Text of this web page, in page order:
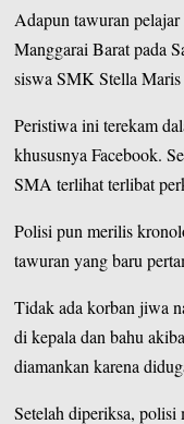
Adapun tawuran
Manggarai Barat pada
siswa SMK Stella
Peristiwa ini terekam
khususnya Facebook.
SMA terlihat terlibat
Polisi pun merilis
tawuran yang baru
Tidak ada korban jiwa
di kepala dan bahu
diamankan karena
Setelah diperiksa, polisi